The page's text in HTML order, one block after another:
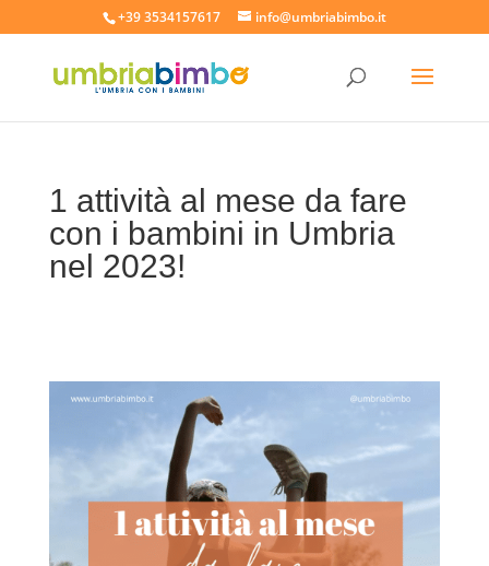
+39 3534157617 info@umbriabimbo.it
1 attività al mese da fare
con i bambini in Umbria
nel 2023!